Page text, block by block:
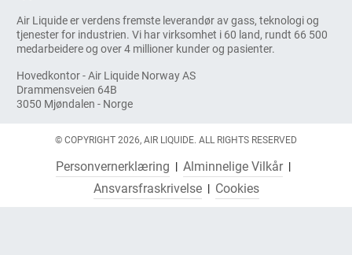
Air Liquide er verdens fremste leverandør av gass, teknologi og
tjenester for industrien. Vi har virksomhet i 60 land, rundt 66 500
medarbeidere og over 4 millioner kunder og pasienter.
Hovedkontor - Air Liquide Norway AS
Drammensveien 64B
3050 Mjøndalen - Norge
© COPYRIGHT 2026, AIR LIQUIDE. ALL RIGHTS RESERVED
Personvernerklæring
Alminnelige Vilkår
Ansvarsfraskrivelse
Cookies